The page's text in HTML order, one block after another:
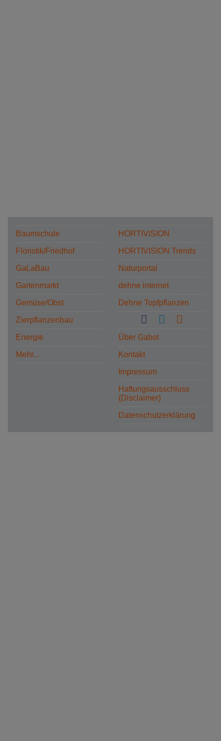
Baumschule
Floristik/Friedhof
GaLaBau
Gartenmarkt
Gemüse/Obst
Zierpflanzenbau
Energie
Mehr...
HORTIVISION
HORTIVISION Trends
Naturportal
dehne internet
Dehne Topfpflanzen
Über Gabot
Kontakt
Impressum
Haftungsausschluss
(Disclaimer)
Datenschutzerklärung